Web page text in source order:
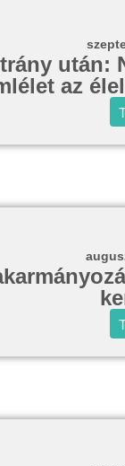
után:
az